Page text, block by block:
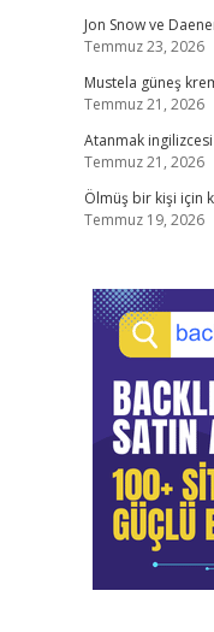
Jon Snow ve
Temmuz 23, 2026
Mustela güneş
Temmuz 21, 2026
Atanmak ingilizcesi
Temmuz 21, 2026
Ölmüş bir kişi için
Temmuz 19, 2026